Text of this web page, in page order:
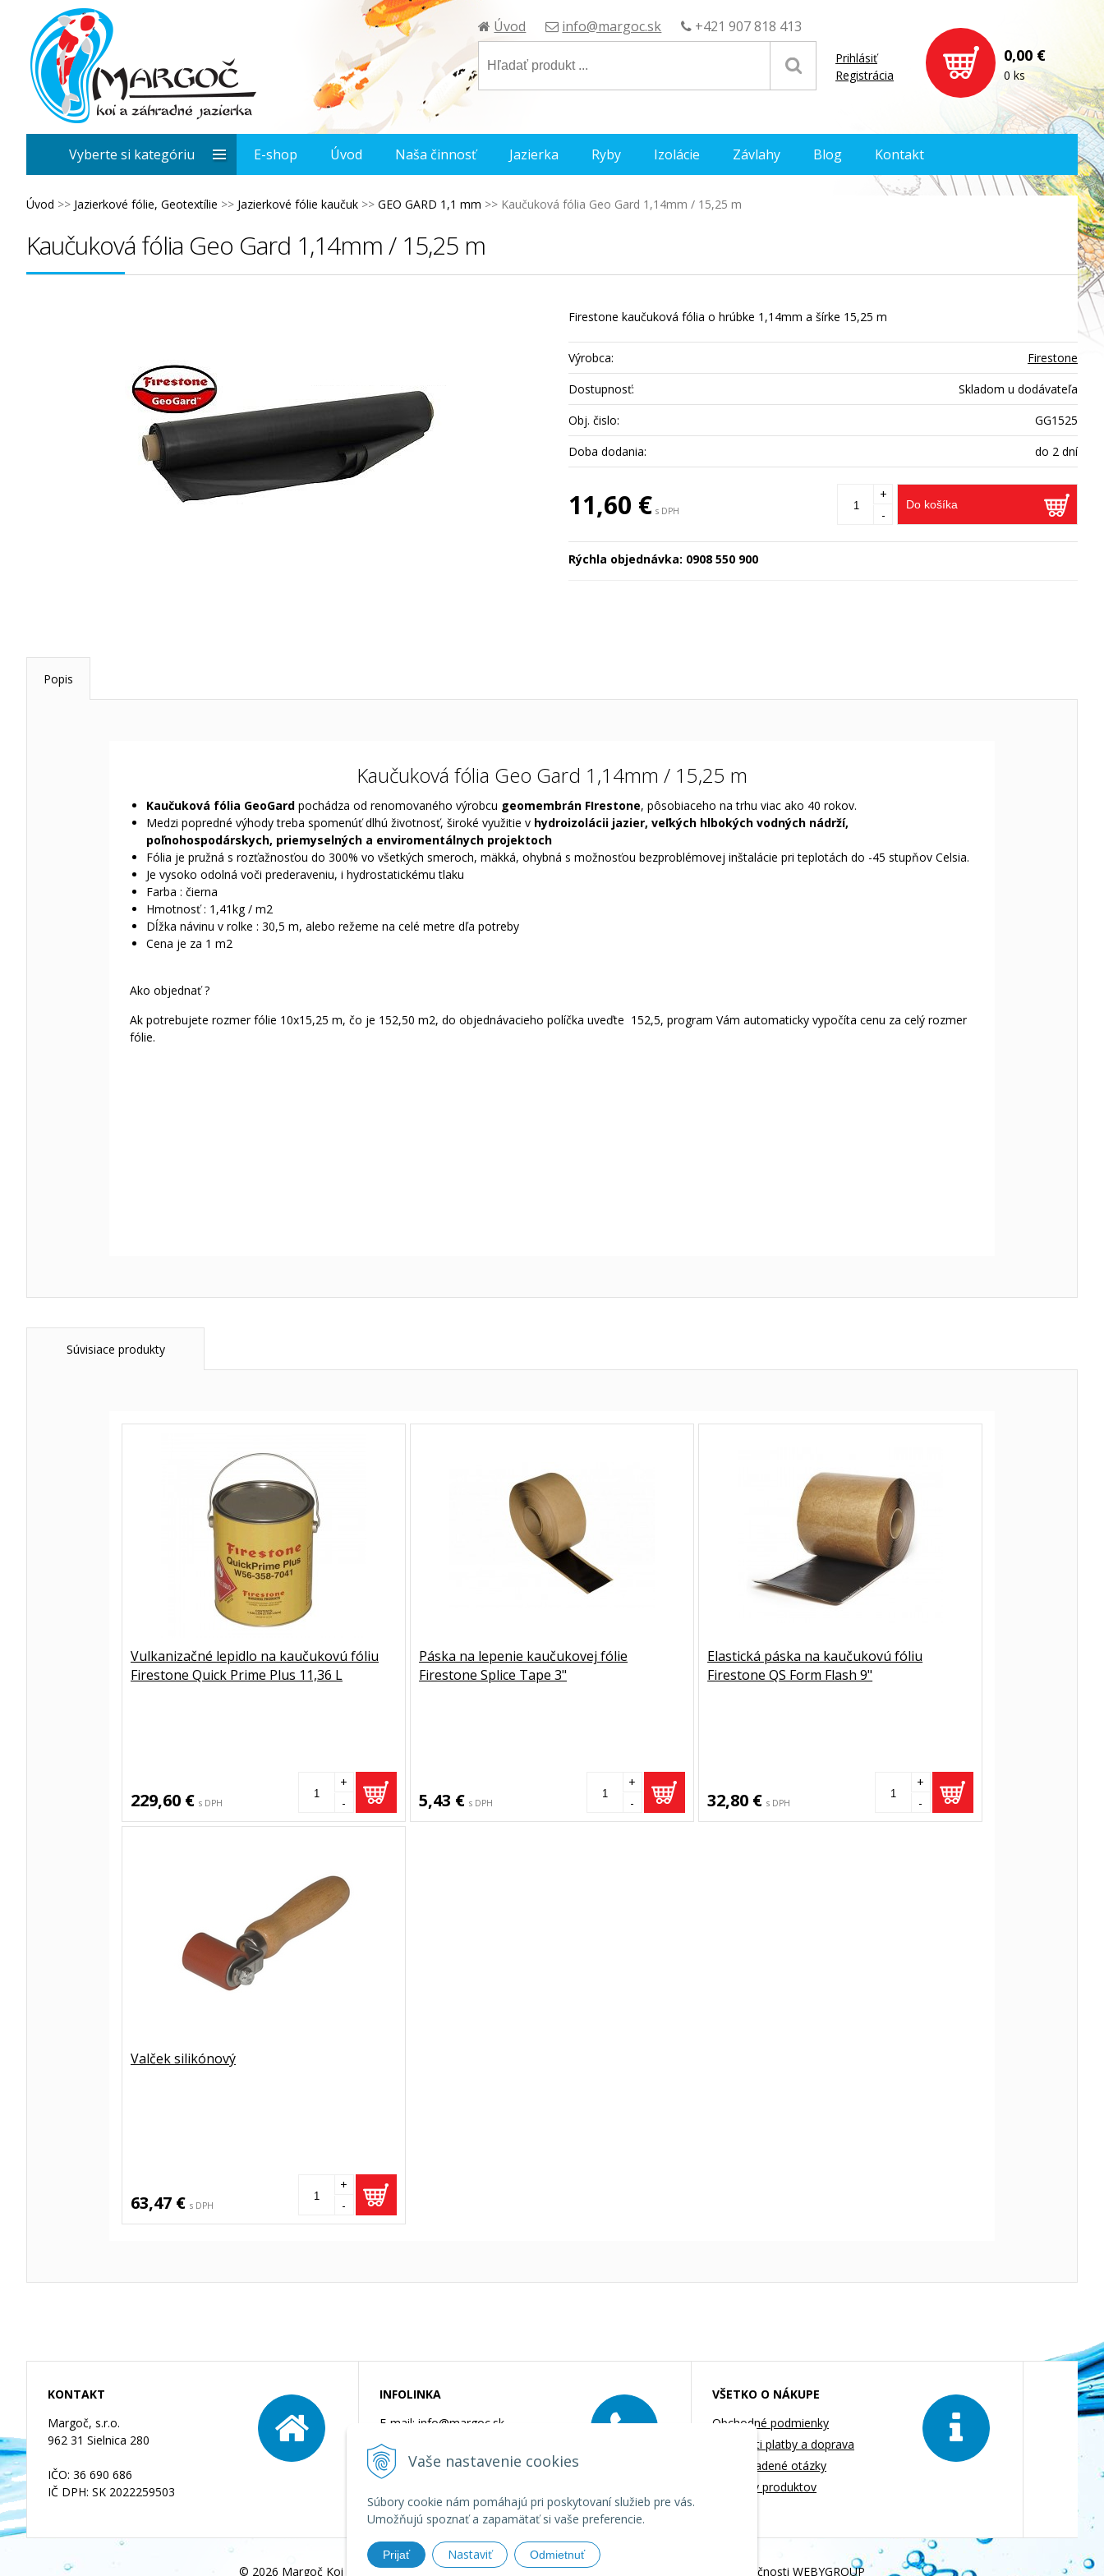
Vaše nastavenie cookies
Súbory cookie nám pomáhajú pri poskytovaní služieb pre vás.
Umožňujú spoznať a zapamätať si vaše preferencie.
Prijať Nastaviť Odmietnuť
Úvod info@margoc.sk +421 907 818 413
Prihlásiť
Registrácia
0,00 €
0 ks
Úvod >> Jazierkové fólie, Geotextílie >> Jazierkové fólie kaučuk >> GEO GARD 1,1 mm >> Kaučuková fólia Geo Gard 1,14mm / 15,25 m
Kaučuková fólia Geo Gard 1,14mm / 15,25 m
Firestone kaučuková fólia o hrúbke 1,14mm a šírke 15,25 m
Výrobca:
Firestone
Dostupnosť:
Skladom u dodávateľa
Obj. čislo:
GG1525
Doba dodania:
do 2 dní
11,60 € s DPH Do košíka
+
-
Rýchla objednávka: 0908 550 900
Popis
Kaučuková fólia Geo Gard 1,14mm / 15,25 m
Kaučuková fólia GeoGard pochádza od renomovaného výrobcu geomembrán FIrestone, pôsobiaceho na trhu viac ako 40 rokov.
Medzi popredné výhody treba spomenúť dlhú životnosť, široké využitie v hydroizolácii jazier, veľkých hlbokých vodných nádrží,
poľnohospodárskych, priemyselných a enviromentálnych projektoch
Fólia je pružná s rozťažnosťou do 300% vo všetkých smeroch, mäkká, ohybná s možnosťou bezproblémovej inštalácie pri teplotách do -45 stupňov Celsia.
Je vysoko odolná voči prederaveniu, i hydrostatickému tlaku
Farba : čierna
Hmotnosť : 1,41kg / m2
Dĺžka návinu v rolke : 30,5 m, alebo režeme na celé metre dľa potreby
Cena je za 1 m2
Ako objednať ?
Ak potrebujete rozmer fólie 10x15,25 m, čo je 152,50 m2, do objednávacieho políčka uveďte 152,5, program Vám automaticky vypočíta cenu za celý rozmer
fólie.
Súvisiace produkty
Vulkanizačné lepidlo na kaučukovú fóliu
Firestone Quick Prime Plus 11,36 L
229,60 € s DPH -
+
Páska na lepenie kaučukovej fólie
Firestone Splice Tape 3"
5,43 € s DPH -
+
Elastická páska na kaučukovú fóliu
Firestone QS Form Flash 9"
32,80 € s DPH -
+
Valček silikónový
63,47 € s DPH -
+
Vyberte si kategóriu E-shop Úvod Naša činnosť Jazierka Ryby Izolácie Závlahy Blog Kontakt
KONTAKT
Margoč, s.r.o.
962 31 Sielnica 280
IČO: 36 690 686
IČ DPH: SK 2022259503
INFOLINKA
E-mail: info@margoc.sk
Rýchla objednávka:
0908 550 900
VŠETKO O NÁKUPE
Obchodné podmienky
Možnosti platby a doprava
Často kladené otázky
Katalógy produktov
© 2026 Margoč Koi kapre a záhradné jazierka •tvorba eshopu cez UNIobchod spoločnosti WEBYGROUP